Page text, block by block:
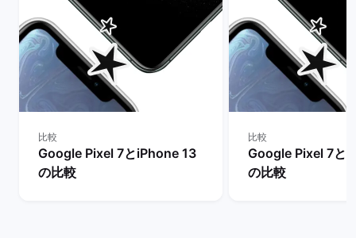
比較
Google Pixel 7とiPhone 13
の比較
比較
Google Pixel 7と
の比較